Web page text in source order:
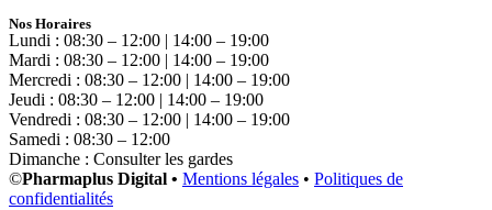
Nos Horaires
Lundi : 08:30 – 12:00 | 14:00 – 19:00
Mardi : 08:30 – 12:00 | 14:00 – 19:00
Mercredi : 08:30 – 12:00 | 14:00 – 19:00
Jeudi : 08:30 – 12:00 | 14:00 – 19:00
Vendredi : 08:30 – 12:00 | 14:00 – 19:00
Samedi : 08:30 – 12:00
Dimanche : Consulter les gardes
©Pharmaplus Digital • Mentions légales • Politiques de
confidentialités